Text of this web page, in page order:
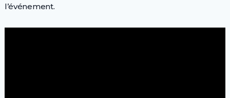
l’événement.